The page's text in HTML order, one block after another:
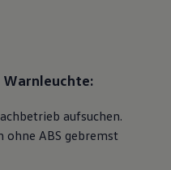
aufsuchen.
ohne ABS gebremst